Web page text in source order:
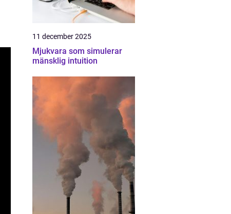
11 december 2025
Mjukvara som simulerar
mänsklig intuition